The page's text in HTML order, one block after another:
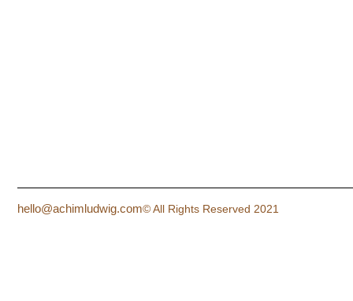
hello@achimludwig.com© All Rights Reserved 2021